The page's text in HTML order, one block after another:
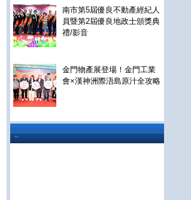
南市第5屆優良不動產經紀人
員暨第2屆優良地政士頒獎典
禮/影音
金門物產展登場！金門工業
會×漢神洲際浯島原汁全攻略
..